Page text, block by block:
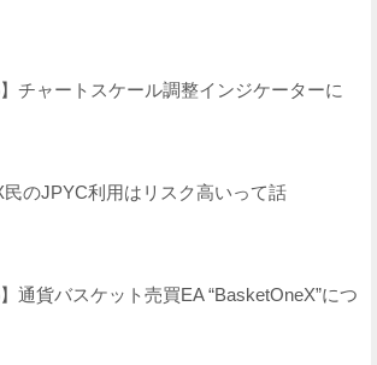
】チャートスケール調整インジケーターに
民のJPYC利用はリスク高いって話
】通貨バスケット売買EA “BasketOneX”につ